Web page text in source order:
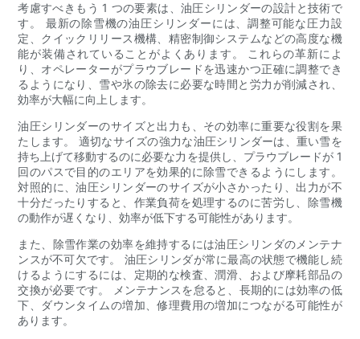
考慮すべきもう 1 つの要素は、油圧シリンダーの設計と技術で
す。 最新の除雪機の油圧シリンダーには、調整可能な圧力設
定、クイックリリース機構、精密制御システムなどの高度な機
能が装備されていることがよくあります。 これらの革新によ
り、オペレーターがプラウブレードを迅速かつ正確に調整でき
るようになり、雪や氷の除去に必要な時間と労力が削減され、
効率が大幅に向上します。
油圧シリンダーのサイズと出力も、その効率に重要な役割を果
たします。 適切なサイズの強力な油圧シリンダーは、重い雪を
持ち上げて移動するのに必要な力を提供し、プラウブレードが 1
回のパスで目的のエリアを効果的に除雪できるようにします。
対照的に、油圧シリンダーのサイズが小さかったり、出力が不
十分だったりすると、作業負荷を処理するのに苦労し、除雪機
の動作が遅くなり、効率が低下する可能性があります。
また、除雪作業の効率を維持するには油圧シリンダのメンテナ
ンスが不可欠です。 油圧シリンダが常に最高の状態で機能し続
けるようにするには、定期的な検査、潤滑、および摩耗部品の
交換が必要です。 メンテナンスを怠ると、長期的には効率の低
下、ダウンタイムの増加、修理費用の増加につながる可能性が
あります。